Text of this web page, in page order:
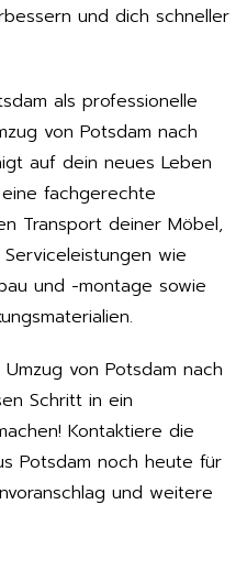
und dich schneller
als professionelle
von Potsdam nach
auf dein neues Leben
fachgerechte
Transport deiner Möbel,
wie
und -montage sowie
von Potsdam nach
Schritt in ein
Kontaktiere die
Potsdam noch heute für
und weitere